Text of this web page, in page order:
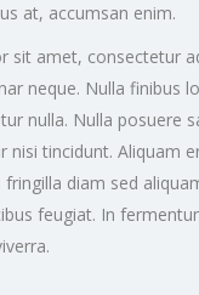
at, accumsan enim.
sit amet, consectetur
neque. Nulla finibus
nulla. Nulla posuere
nisi tincidunt. Aliquam
fringilla diam sed
feugiat. In